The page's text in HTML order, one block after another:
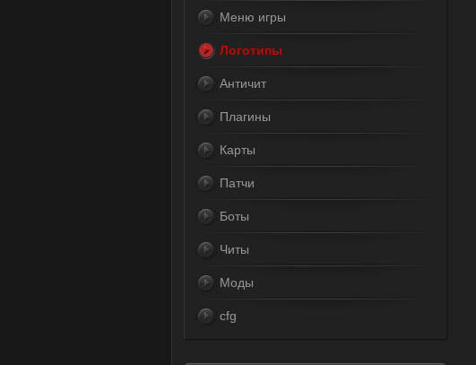
Меню игры
Логотипы
Античит
Плагины
Карты
Патчи
Боты
Читы
Моды
cfg